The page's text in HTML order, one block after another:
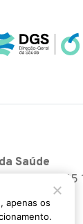
Saúde
Henriques, 45
apenas os